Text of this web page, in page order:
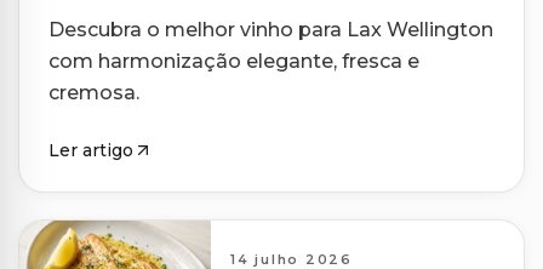
Descubra o melhor vinho para Lax Wellington
com harmonização elegante, fresca e
cremosa.
Ler artigo
14 julho 2026